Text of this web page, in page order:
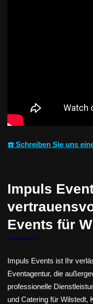
☎️ Schreiben Sie uns
Impuls
Events für
Impuls Events ist Ihr
Eventagentur, die
professionelle
und Catering für Wilstedt,